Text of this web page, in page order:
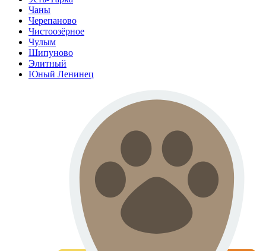
Чаны
Черепаново
Чистоозёрное
Чулым
Шипуново
Элитный
Юный Ленинец